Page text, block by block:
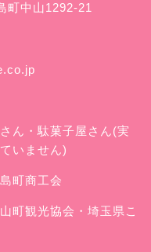
町中山1292-21
ん ・駄菓子屋さん(実
いません)
町商工会
町観光協会・埼玉県こ